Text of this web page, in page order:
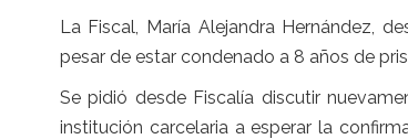
La Fiscal, María Alejandra Hernández,
pesar de estar condenado a 8 años de
Se pidió desde Fiscalía discutir
institución carcelaria a esperar la